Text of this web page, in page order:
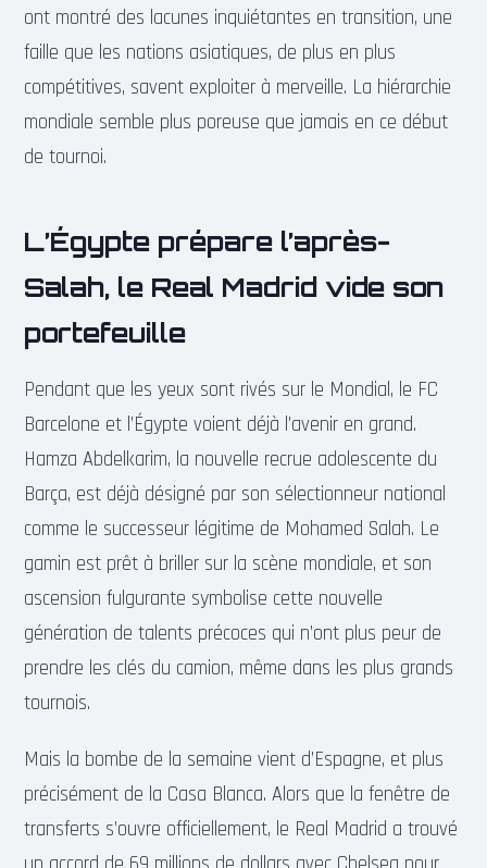
ont montré des lacunes inquiétantes en transition, une
faille que les nations asiatiques, de plus en plus
compétitives, savent exploiter à merveille. La hiérarchie
mondiale semble plus poreuse que jamais en ce début
de tournoi.
L’Égypte prépare l’après-
Salah, le Real Madrid vide son
portefeuille
Pendant que les yeux sont rivés sur le Mondial, le FC
Barcelone et l’Égypte voient déjà l’avenir en grand.
Hamza Abdelkarim, la nouvelle recrue adolescente du
Barça, est déjà désigné par son sélectionneur national
comme le successeur légitime de Mohamed Salah. Le
gamin est prêt à briller sur la scène mondiale, et son
ascension fulgurante symbolise cette nouvelle
génération de talents précoces qui n’ont plus peur de
prendre les clés du camion, même dans les plus grands
tournois.
Mais la bombe de la semaine vient d’Espagne, et plus
précisément de la Casa Blanca. Alors que la fenêtre de
transferts s’ouvre officiellement, le Real Madrid a trouvé